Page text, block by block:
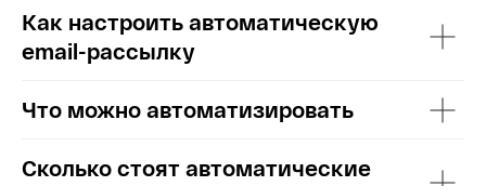
Как настроить автоматическую
email-рассылку
Что можно автоматизировать
Сколько стоят автоматические